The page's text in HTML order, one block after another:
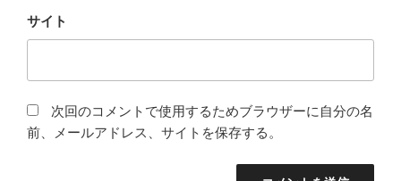
サイト
次回のコメントで使用するためブラウザーに自分の名
前、メールアドレス、サイトを保存する。